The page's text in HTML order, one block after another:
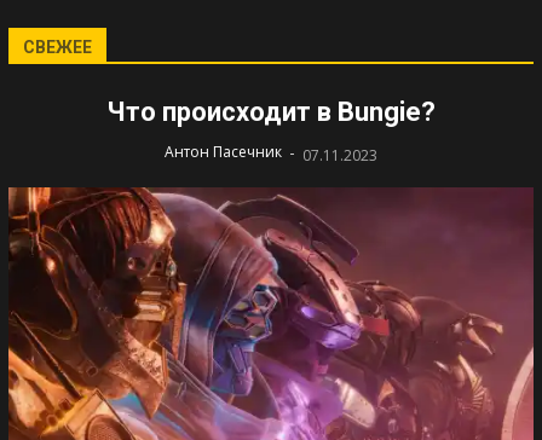
СВЕЖЕЕ
Что происходит в Bungie?
Антон Пасечник - 07.11.2023